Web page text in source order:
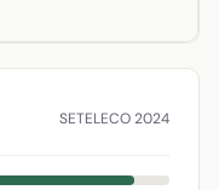
SETELECO 2024